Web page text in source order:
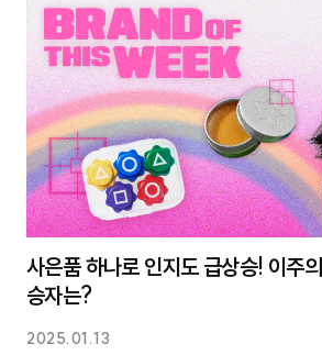
사은품 하나로 인지도 급상승! 이주
승자는?
2025.01.13